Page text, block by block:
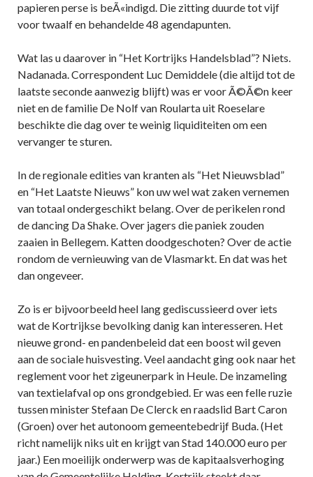
papieren perse is beÃ«indigd. Die zitting duurde tot vijf
voor twaalf en behandelde 48 agendapunten.
Wat las u daarover in “Het Kortrijks Handelsblad”? Niets.
Nadanada. Correspondent Luc Demiddele (die altijd tot de
laatste seconde aanwezig blijft) was er voor Ã©Ã©n keer
niet en de familie De Nolf van Roularta uit Roeselare
beschikte die dag over te weinig liquiditeiten om een
vervanger te sturen.
In de regionale edities van kranten als “Het Nieuwsblad”
en “Het Laatste Nieuws” kon uw wel wat zaken vernemen
van totaal ondergeschikt belang. Over de perikelen rond
de dancing Da Shake. Over jagers die paniek zouden
zaaien in Bellegem. Katten doodgeschoten? Over de actie
rondom de vernieuwing van de Vlasmarkt. En dat was het
dan ongeveer.
Zo is er bijvoorbeeld heel lang gediscussieerd over iets
wat de Kortrijkse bevolking danig kan interesseren. Het
nieuwe grond- en pandenbeleid dat een boost wil geven
aan de sociale huisvesting. Veel aandacht ging ook naar het
reglement voor het zigeunerpark in Heule. De inzameling
van textielafval op ons grondgebied. Er was een felle ruzie
tussen minister Stefaan De Clerck en raadslid Bart Caron
(Groen) over het autonoom gemeentebedrijf Buda. (Het
richt namelijk niks uit en krijgt van Stad 140.000 euro per
jaar.) Een moeilijk onderwerp was de kapitaalsverhoging